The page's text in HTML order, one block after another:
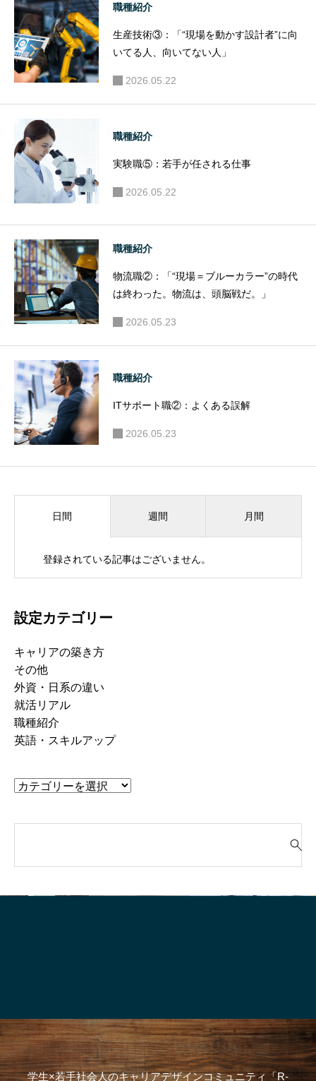
職種紹介
生産技術③：「“現場を動かす設計者”に向
いてる人、向いてない人」
2026.05.22
職種紹介
実験職⑤：若手が任される仕事
2026.05.22
職種紹介
物流職②：「“現場＝ブルーカラー”の時代
は終わった。物流は、頭脳戦だ。」
2026.05.23
職種紹介
ITサポート職②：よくある誤解
2026.05.23
日間 週間 月間
登録されている記事はございません。
設定カテゴリー
キャリアの築き方
その他
外資・日系の違い
就活リアル
職種紹介
英語・スキルアップ
対
学生×若手社会人のキャリアデザインコミュニティ「R-